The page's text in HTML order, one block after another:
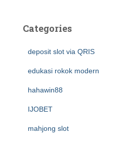
Categories
deposit slot via QRIS
edukasi rokok modern
hahawin88
IJOBET
mahjong slot